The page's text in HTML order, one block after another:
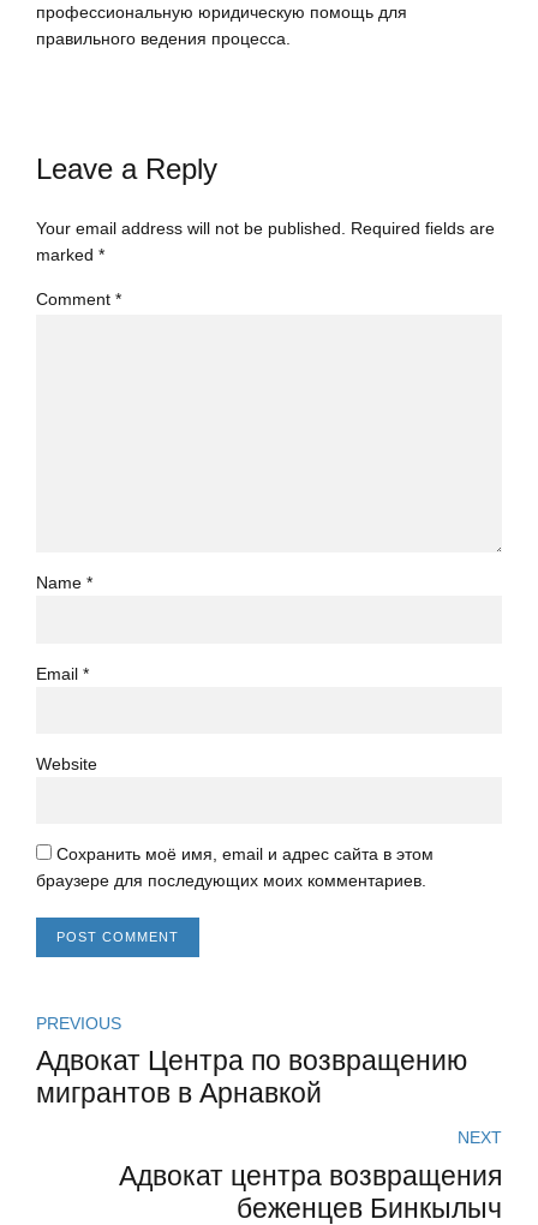
профессиональную юридическую помощь для
правильного ведения процесса.
Leave a Reply
Your email address will not be published. Required fields are
marked *
Comment *
Name *
Email *
Website
Сохранить моё имя, email и адрес сайта в этом
браузере для последующих моих комментариев.
POST COMMENT
PREVIOUS
Адвокат Центра по возвращению
мигрантов в Арнавкой
NEXT
Адвокат центра возвращения
беженцев Бинкылыч